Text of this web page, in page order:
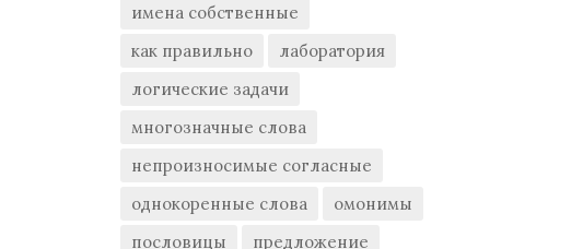
имена собственные
как правильно
лаборатория
логические задачи
многозначные слова
непроизносимые согласные
однокоренные слова
омонимы
пословицы
предложение